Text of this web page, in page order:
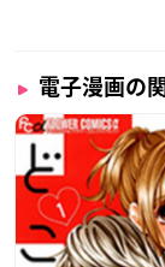
電子漫画の